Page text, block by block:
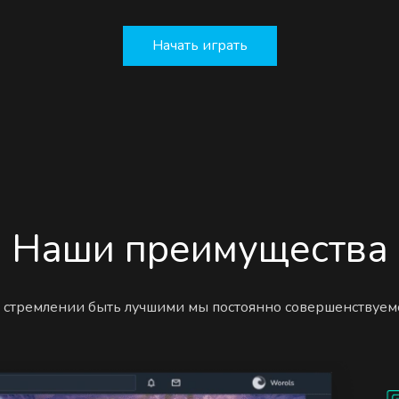
Начать играть
Наши преимущества
быть лучшими мы постоянно